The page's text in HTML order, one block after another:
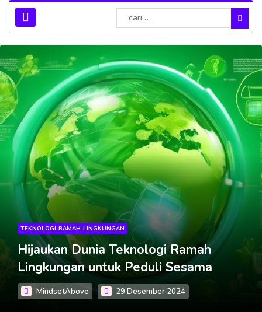
PENGEMBANGAN-WEB
Kreativitas Web untuk Berbagi
Kebaikan
MindsetAbove 26 Desember 2024